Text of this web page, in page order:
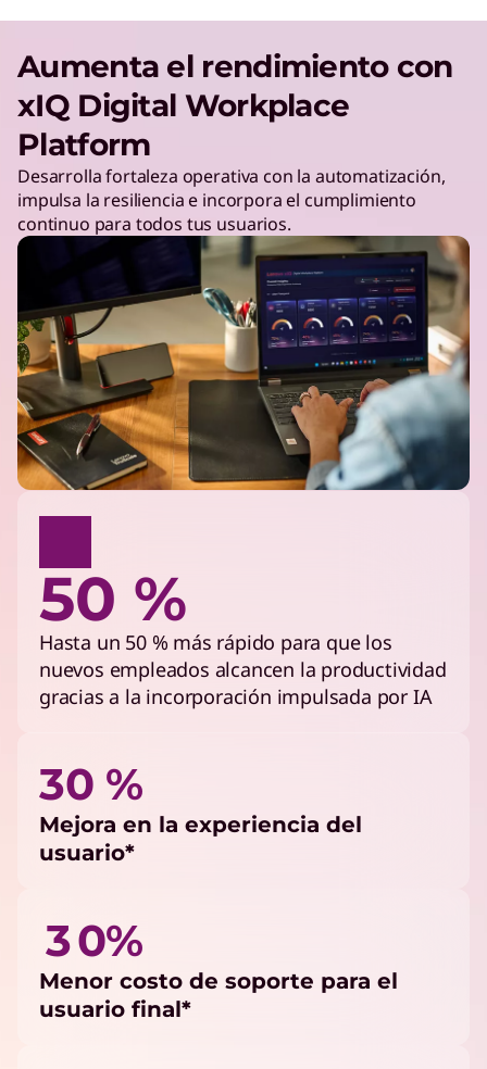
Aumenta el rendimiento con
xIQ Digital Workplace
Platform
Desarrolla fortaleza operativa con la automatización,
impulsa la resiliencia e incorpora el cumplimiento
continuo para todos tus usuarios.
50 %
Hasta un 50 % más rápido para que los
nuevos empleados alcancen la productividad
gracias a la incorporación impulsada por IA
30 %
Mejora en la experiencia del
usuario*
3 0%
Menor costo de soporte para el
usuario final*